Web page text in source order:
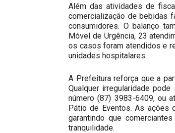
Além das atividades de
comercialização de bebidas
consumidores. O balanço
Móvel de Urgência, 23
os casos foram atendidos e
unidades hospitalares.
A Prefeitura reforça que a
Qualquer irregularidade
número (87) 3983-6409, ou
Pátio de Eventos. As ações
garantindo que
tranquilidade.